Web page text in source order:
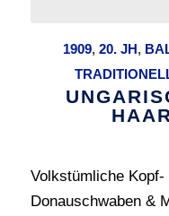
1909,20. JH,
Volkstümliche
Donauschwaben &